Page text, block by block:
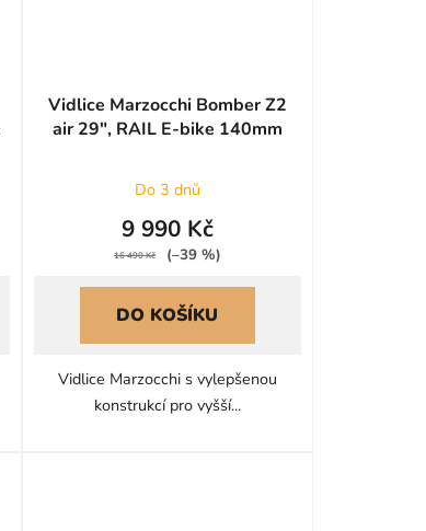
Vidlice Marzocchi Bomber Z2
air 29", RAIL E-bike 140mm
Do 3 dnů
9 990 Kč
16 490 Kč (–39 %)
DO KOŠÍKU
Vidlice Marzocchi s vylepšenou
konstrukcí pro vyšší...